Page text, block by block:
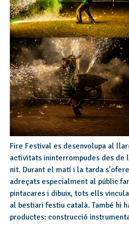
Fire Festival es desenvolupa al
activitats ininterrompudes des de
nit. Durant el matí i la tarda
adreçats especialment al públic
pintacares i dibuix, tots ells
al bestiari festiu català. També hi
productes: construcció